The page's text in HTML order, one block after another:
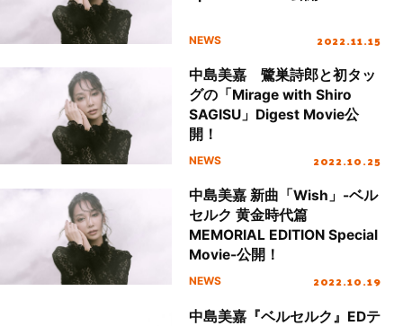
NEWS 2022.11.15
中島美嘉 鷺巣詩郎と初タッ
グの「Mirage with Shiro
SAGISU」Digest Movie公
開！
NEWS 2022.10.25
中島美嘉 新曲「Wish」-ベル
セルク 黄金時代篇
MEMORIAL EDITION Special
Movie-公開！
NEWS 2022.10.19
中島美嘉『ベルセルク』EDテ